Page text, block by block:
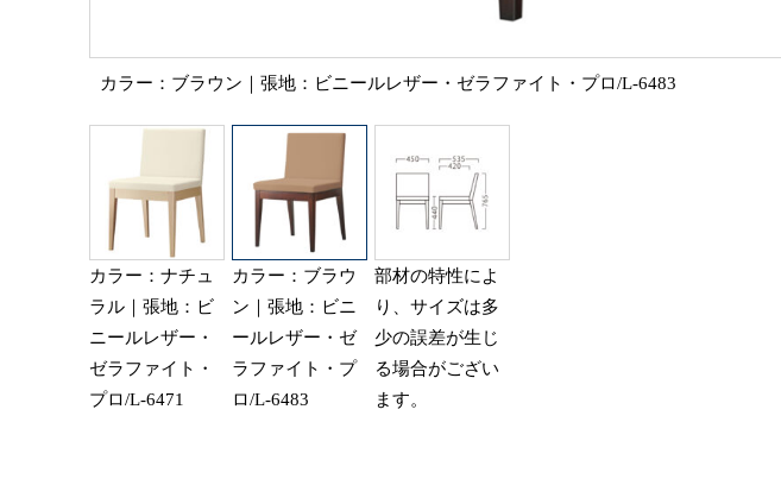
カラー：ブラウン｜張地：ビニールレザー・ゼラファイト・プロ/L-6483
カラー：ナチュ
ラル｜張地：ビ
ニールレザー・
ゼラファイト・
プロ/L-6471
カラー：ブラウ
ン｜張地：ビニ
ールレザー・ゼ
ラファイト・プ
ロ/L-6483
部材の特性によ
り、サイズは多
少の誤差が生じ
る場合がござい
ます。